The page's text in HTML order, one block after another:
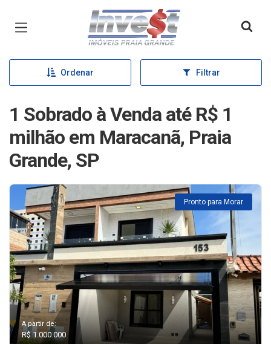
Página inicial
Ordenar Filtrar
1 Sobrado à Venda até R$ 1
milhão em Maracanã, Praia
Grande, SP
Pronto para Morar
A partir de:
R$ 1.000.000